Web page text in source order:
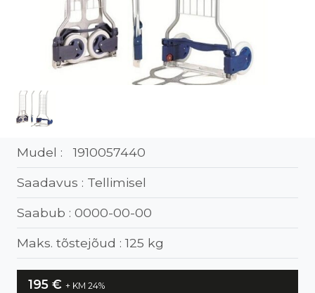
Mudel : 1910057440
Saadavus : Tellimisel
Saabub : 0000-00-00
Maks. tõstejõud : 125 kg
195 € + KM 24%